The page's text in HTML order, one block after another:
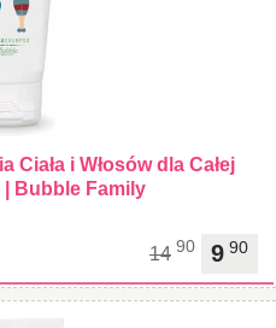
Ciała i Włosów dla Całej
| Bubble Family
9 90
14 90